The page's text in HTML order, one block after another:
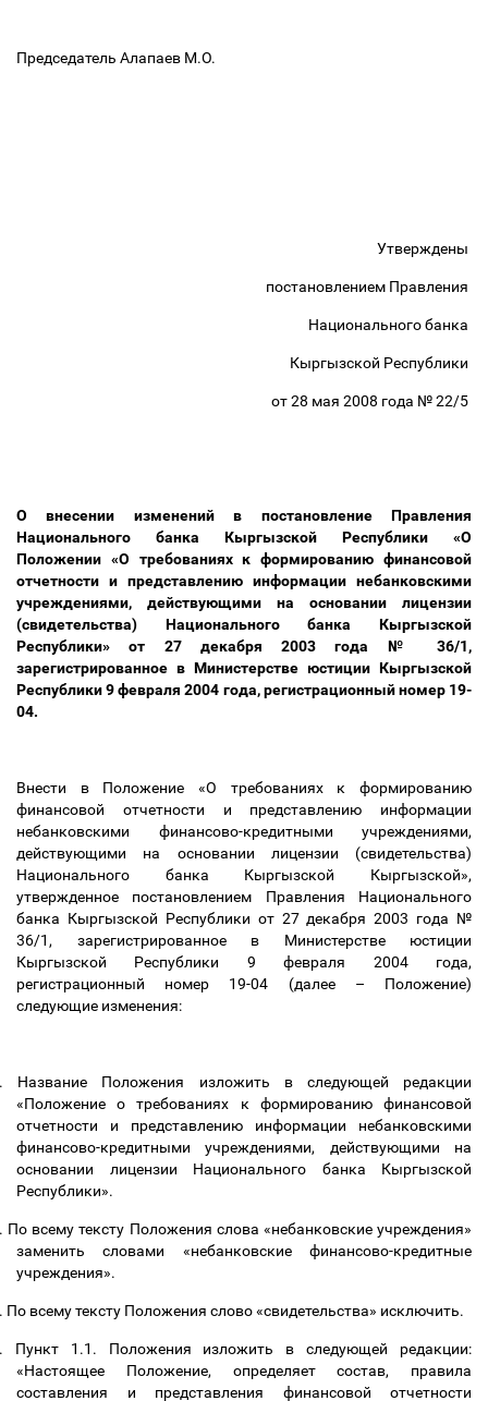
Председатель Алапаев М.О.
Утверждены
постановлением Правления
Национального банка
Кыргызской Республики
от 28 мая 2008 года № 22/5
О внесении изменений в постановление Правления
Национального банка Кыргызской Республики «О
Положении «О требованиях к формированию финансовой
отчетности и представлению информации небанковскими
учреждениями, действующими на основании лицензии
(свидетельства) Национального банка Кыргызской
Республики» от 27 декабря 2003 года № 36/1,
зарегистрированное в Министерстве юстиции Кыргызской
Республики 9 февраля 2004 года, регистрационный номер 19-
04.
Внести в Положение «О требованиях к формированию
финансовой отчетности и представлению информации
небанковскими финансово-кредитными учреждениями,
действующими на основании лицензии (свидетельства)
Национального банка Кыргызской Кыргызской»,
утвержденное постановлением Правления Национального
банка Кыргызской Республики от 27 декабря 2003 года №
36/1, зарегистрированное в Министерстве юстиции
Кыргызской Республики 9 февраля 2004 года,
регистрационный номер 19-04 (далее – Положение)
следующие изменения:
Название Положения изложить в следующей редакции
«Положение о требованиях к формированию финансовой
отчетности и представлению информации небанковскими
финансово-кредитными учреждениями, действующими на
основании лицензии Национального банка Кыргызской
Республики».
По всему тексту Положения слова «небанковские учреждения»
заменить словами «небанковские финансово-кредитные
учреждения».
По всему тексту Положения слово «свидетельства» исключить.
Пункт 1.1. Положения изложить в следующей редакции:
«Настоящее Положение, определяет состав, правила
составления и представления финансовой отчетности